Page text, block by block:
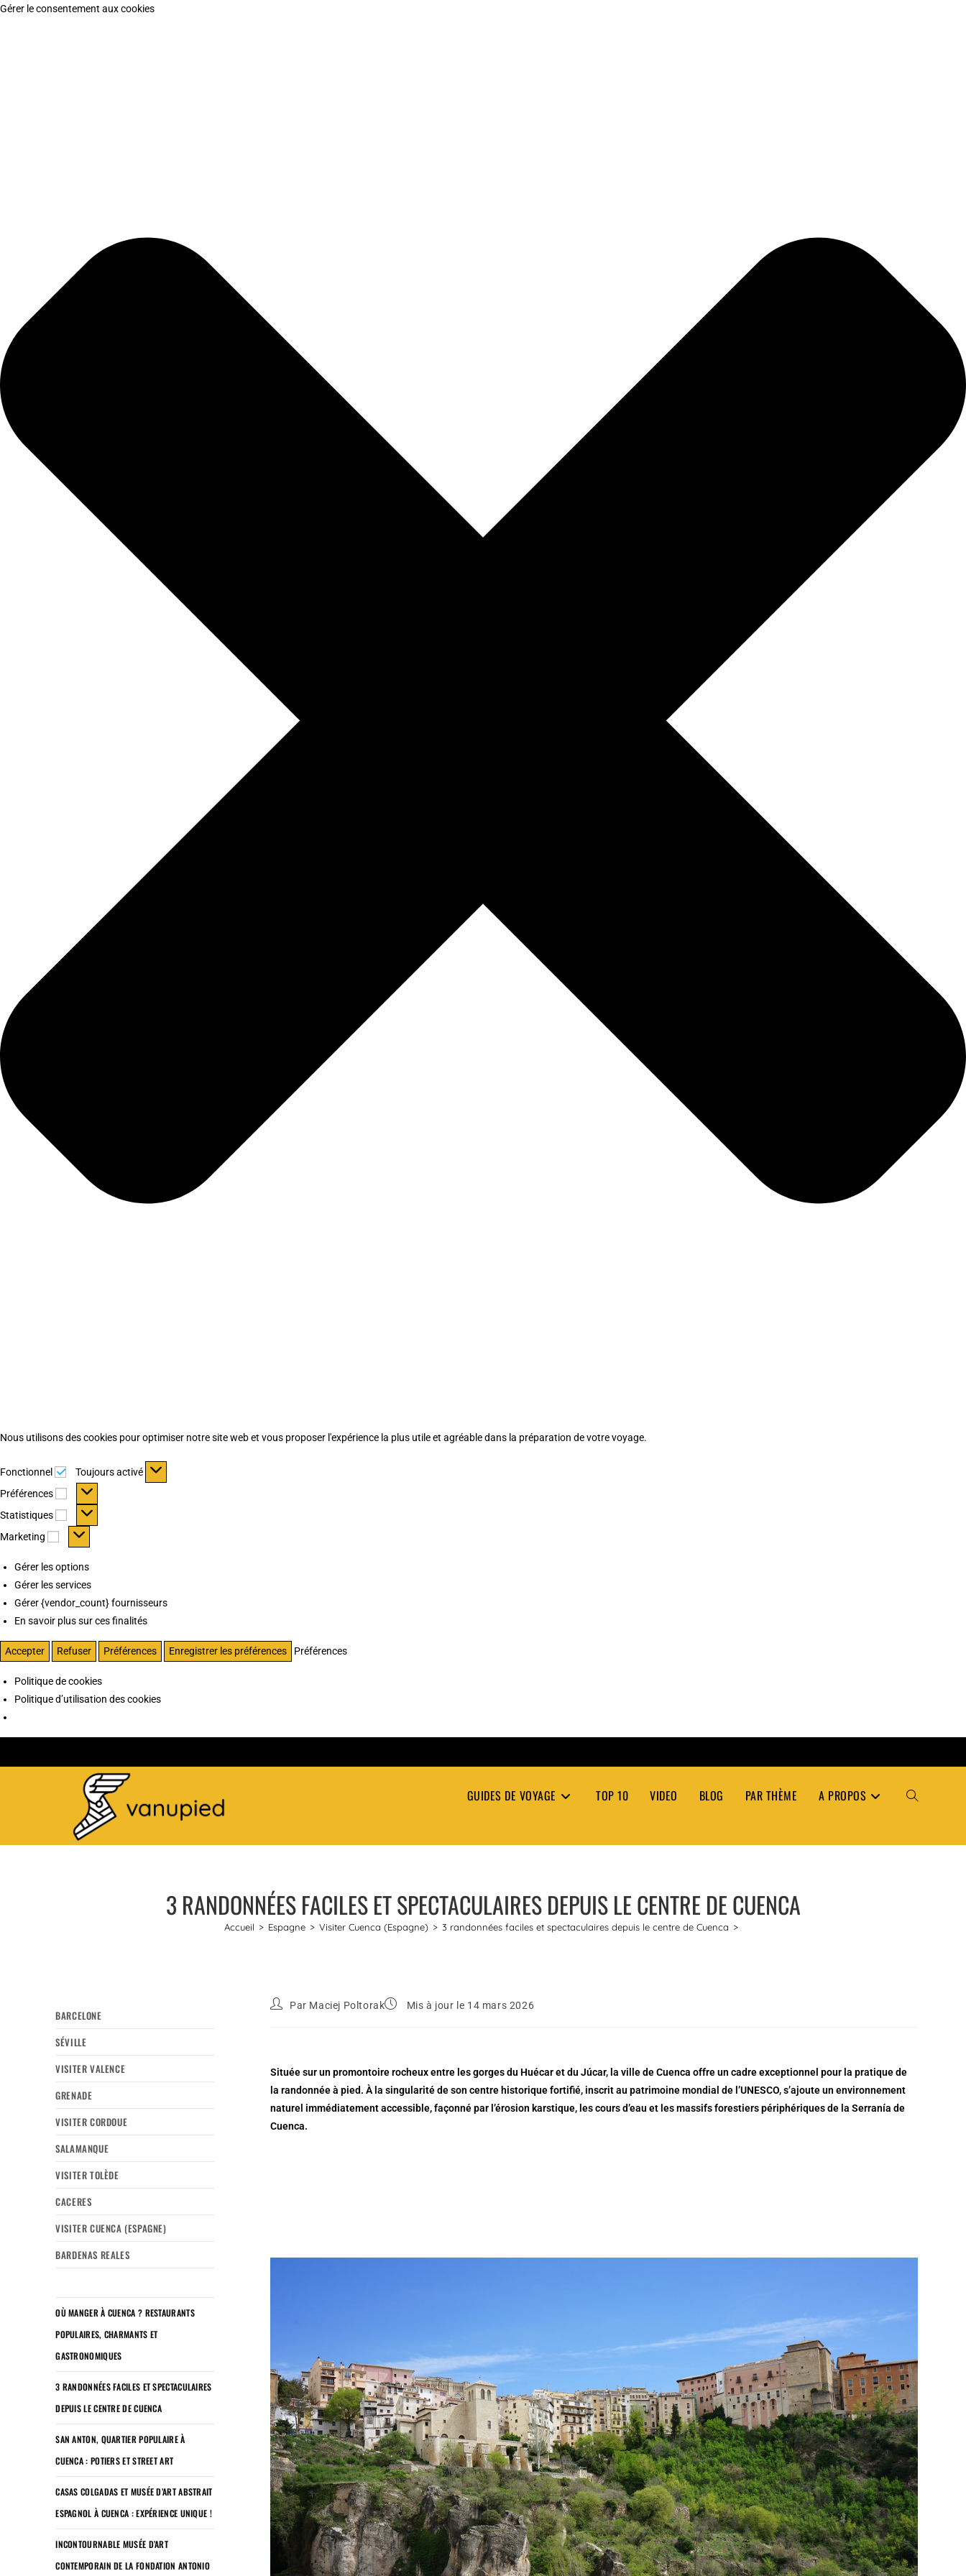
Gérer le consentement aux cookies
Nous utilisons des cookies pour optimiser notre site web et vous proposer l'expérience la plus utile et agréable dans la préparation de votre voyage.
Fonctionnel Fonctionnel
Toujours activé
Préférences
Préférences
Statistiques Statistiques
Marketing Marketing
Gérer les options
Gérer les services
Gérer {vendor_count} fournisseurs
En savoir plus sur ces finalités
Accepter Refuser Préférences Enregistrer les préférences Préférences
Politique de cookies
Politique d’utilisation des cookies
GUIDES DE VOYAGE TOP 10 VIDEO BLOG PAR THÈME A PROPOS TOGGLE
3 RANDONNÉES FACILES ET SPECTACULAIRES DEPUIS LE CENTRE DE CUENCA
Accueil > Espagne > Visiter Cuenca (Espagne) > 3 randonnées faciles et spectaculaires depuis le centre de Cuenca >
BARCELONE
SÉVILLE
VISITER VALENCE
GRENADE
VISITER CORDOUE
SALAMANQUE
VISITER TOLÈDE
CACERES
VISITER CUENCA (ESPAGNE)
BARDENAS REALES
OÙ MANGER À CUENCA ? RESTAURANTS
POPULAIRES, CHARMANTS ET
GASTRONOMIQUES
3 RANDONNÉES FACILES ET SPECTACULAIRES
DEPUIS LE CENTRE DE CUENCA
SAN ANTON, QUARTIER POPULAIRE À
CUENCA : POTIERS ET STREET ART
CASAS COLGADAS ET MUSÉE D’ART ABSTRAIT
ESPAGNOL À CUENCA : EXPÉRIENCE UNIQUE !
INCONTOURNABLE MUSÉE D’ART
CONTEMPORAIN DE LA FONDATION ANTONIO
Par Maciej Poltorak Mis à jour le 14 mars 2026
Située sur un promontoire rocheux entre les gorges du Huécar et du Júcar, la ville de Cuenca offre un cadre exceptionnel pour la pratique de
la randonnée à pied. À la singularité de son centre historique fortifié, inscrit au patrimoine mondial de l’UNESCO, s’ajoute un environnement
naturel immédiatement accessible, façonné par l’érosion karstique, les cours d’eau et les massifs forestiers périphériques de la Serranía de
Cuenca.